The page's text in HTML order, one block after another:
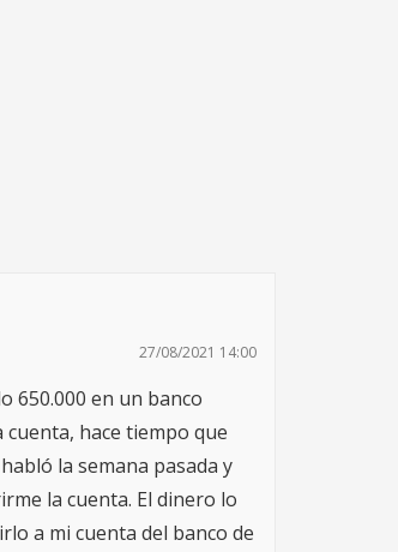
27/08/2021 14:00
650.000 en un banco
hace tiempo que
la semana pasada y
la cuenta. El dinero lo
a mi cuenta del banco de